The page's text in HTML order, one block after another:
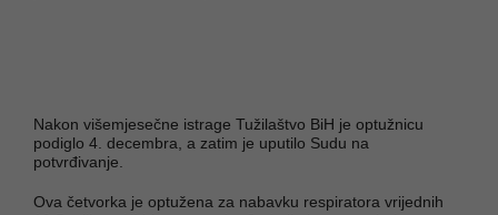
Nakon višemjesečne istrage Tužilaštvo BiH je optužnicu
podiglo 4. decembra, a zatim je uputilo Sudu na
potvrđivanje.
Ova četvorka je optužena za nabavku respiratora vrijednih